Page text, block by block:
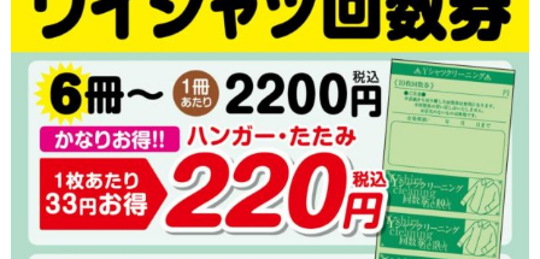
お問い合わせ
代表あいさつ
法人クリーニング｜業者向けクリーニング